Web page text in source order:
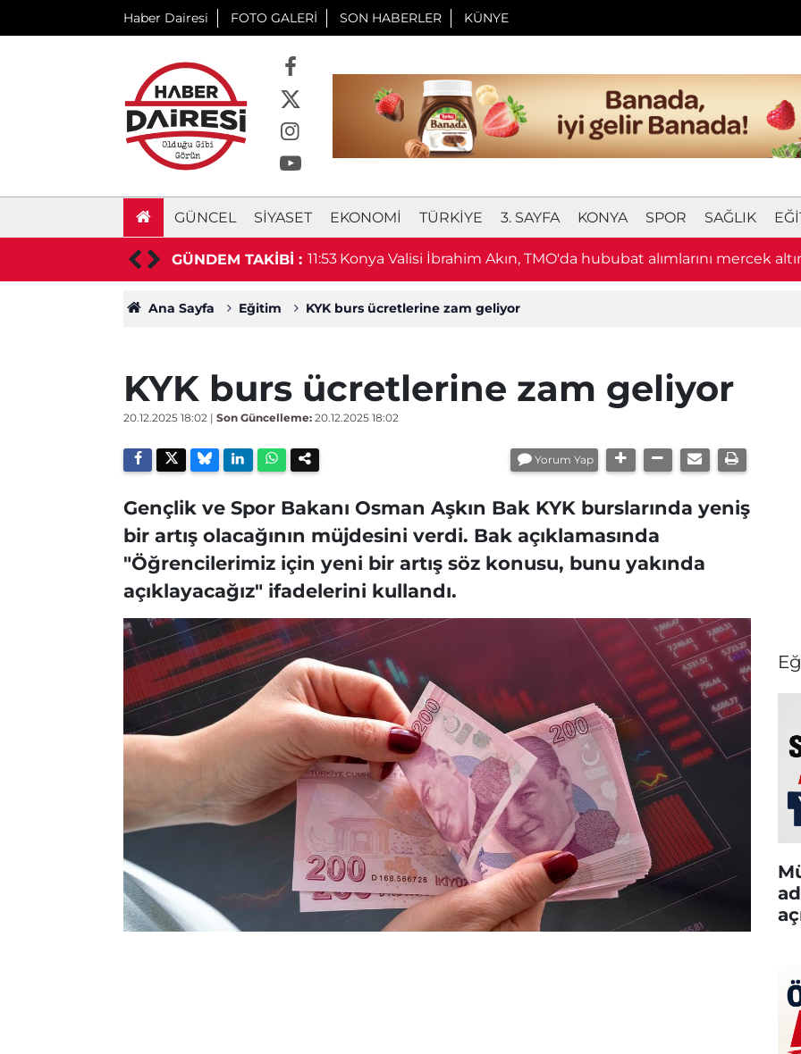
Haber Dairesi FOTO GALERİ SON HABERLER KÜNYE
GÜNCEL SIYASET EKONOMI TÜRKIYE 3. SAYFA KONYA SPOR SAĞLIK
GÜNDEM TAKİBİ : 11:53 Konya Valisi İbrahim Akın, TMO'da hububat alımlarını mercek
Ana Sayfa Eğitim KYK burs ücretlerine zam geliyor
KYK burs ücretlerine zam geliyor
20.12.2025 18:02 | Son Güncelleme: 20.12.2025 18:02
Yorum Yap
Gençlik ve Spor Bakanı Osman Aşkın Bak KYK burslarında yeniş
bir artış olacağının müjdesini verdi. Bak açıklamasında
"Öğrencilerimiz için yeni bir artış söz konusu, bunu yakında
açıklayacağız" ifadelerini kullandı.